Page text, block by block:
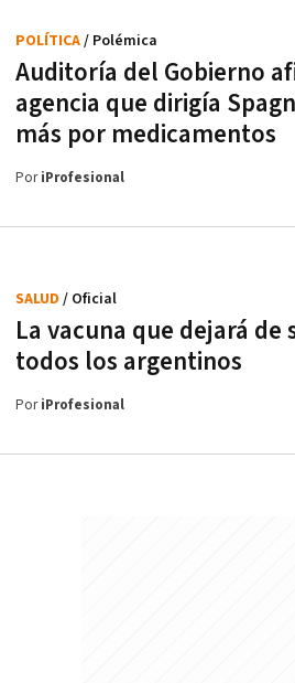
Auditoría del Gobierno
agencia que dirigía
más por medicamentos
POLÍTICA/ Polémica
PoriProfesional
La vacuna que dejará de
todos los argentinos
SALUD / Oficial
PoriProfesional